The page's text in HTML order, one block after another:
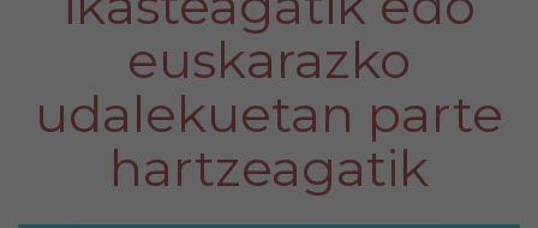
euskarazko
udalekuetan parte
hartzeagatik